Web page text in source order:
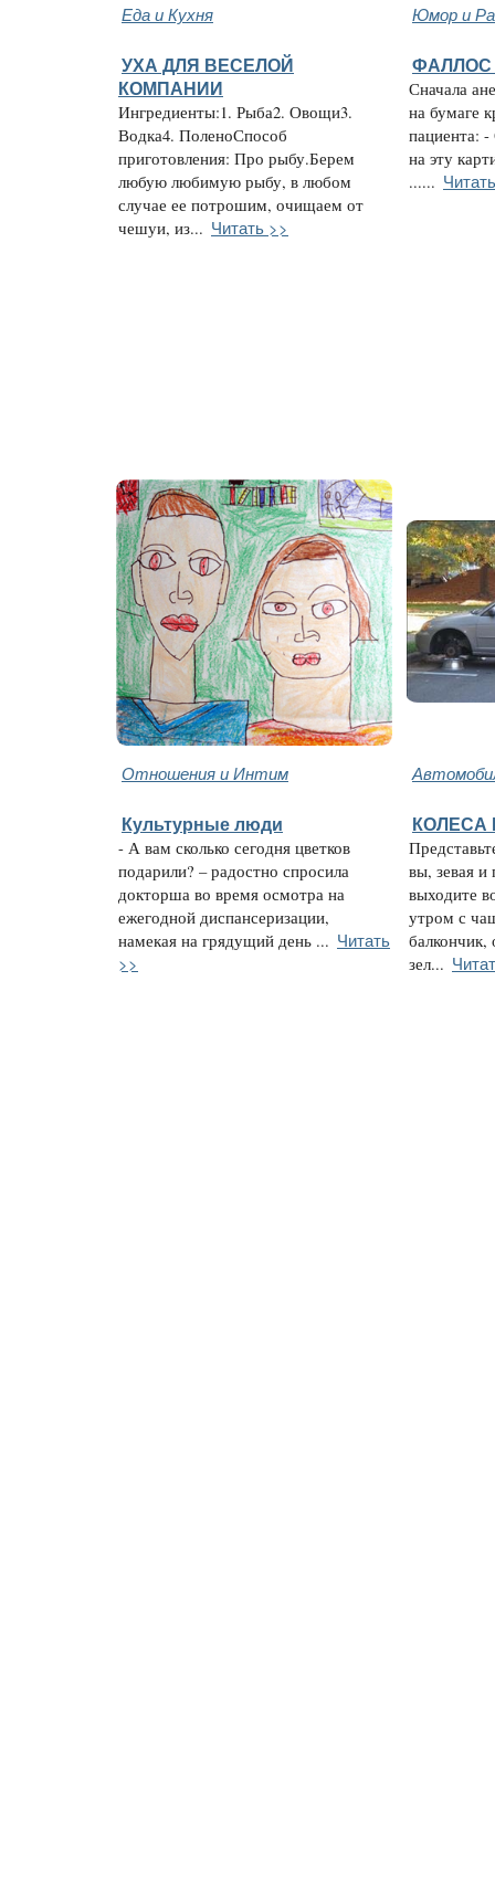
Еда и Кухня Юмор и
УХА ДЛЯ ВЕСЕЛОЙ
КОМПАНИИ
Ингредиенты:1. Рыба2. Овощи3.
Водка4. ПоленоСпособ
приготовления: Про рыбу.Берем
любую любимую рыбу, в любом
случае ее потрошим, очищаем от
чешуи, из... Читать >>
ФАЛЛОС
Сначала
на бумаге
пациента:
на эту
......
Отношения и Интим
Культурные люди
- А вам сколько сегодня цветков
подарили? – радостно спросила
докторша во время осмотра на
ежегодной диспансеризации,
намекая на грядущий день ... Читать
>>
КОЛЕСА
вы, зевая и
выходите
утром с
зел...